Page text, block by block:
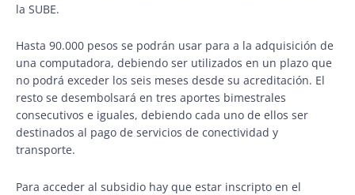
la SUBE.
Hasta 90.000 pesos se podrán usar para a la adquisición de
una computadora, debiendo ser utilizados en un plazo que
no podrá exceder los seis meses desde su acreditación. El
resto se desembolsará en tres aportes bimestrales
consecutivos e iguales, debiendo cada uno de ellos ser
destinados al pago de servicios de conectividad y
transporte.
Para acceder al subsidio hay que estar inscripto en el